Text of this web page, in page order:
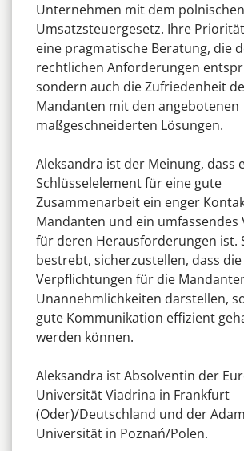
Unternehmen mit dem polnischen
Umsatzsteuergesetz. Ihre
eine pragmatische Beratung, die
rechtlichen Anforderungen
sondern auch die Zufriedenheit
Mandanten mit den angebotenen
maßgeschneiderten Lösungen.
Aleksandra ist der Meinung, dass
Schlüsselelement für eine gute
Zusammenarbeit ein enger
Mandanten und ein umfassendes
für deren Herausforderungen ist.
bestrebt, sicherzustellen, dass
Verpflichtungen für die
Unannehmlichkeiten darstellen,
gute Kommunikation effizient
werden können.
Aleksandra ist Absolventin der
Universität Viadrina in Frankfurt
(Oder)/Deutschland und der
Universität in Poznań/Polen.